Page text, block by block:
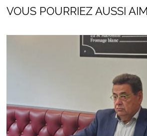
VOUS POURRIEZ AUSSI